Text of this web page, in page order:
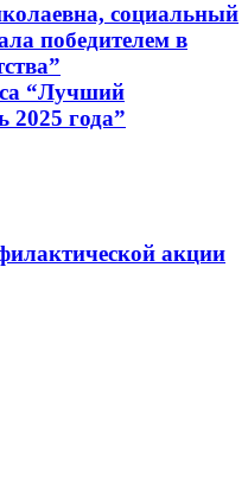
социальный
победителем в
“Лучший
2025 года”
акции